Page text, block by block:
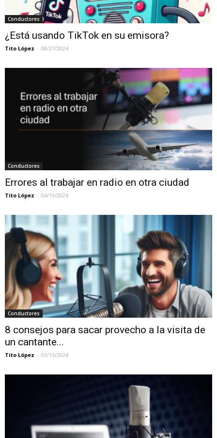
Conductores
¿Está usando TikTok en su emisora?
Tito López - 08/27/2024
Conductores
Errores al trabajar en radio en otra ciudad
Tito López - 04/19/2024
Conductores
8 consejos para sacar provecho a la visita de
un cantante...
Tito López - 03/15/2024